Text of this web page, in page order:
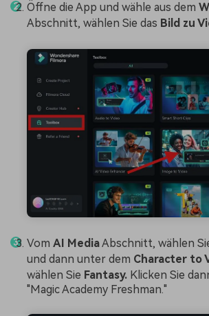
Öffne die App und wähle aus dem
Abschnitt, wählen Sie das Bild zu
Vom AI MediaAbschnitt, wählen
und dann unter dem Character to
wählen Sie Fantasy. Klicken Sie
"Magic Academy Freshman."